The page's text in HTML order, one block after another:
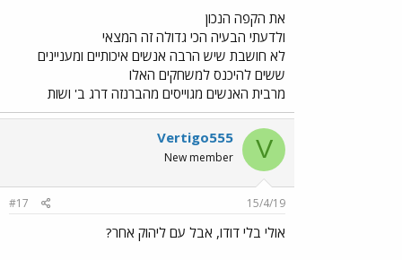
את הקפה הנכון
ולדעתי הבעיה הכי גדולה זה המצאי
לא חושבת שיש הרבה אנשים איכותיים ומעניינים
ששים להיכנס למשחקים האלו
מרבית האנשים מגוייסים מהברנזה דרג ב' ושות
V
Vertigo555
New member
15/4/19
#17
אולי בלי דודו, אבל עם ליהוק אחר?